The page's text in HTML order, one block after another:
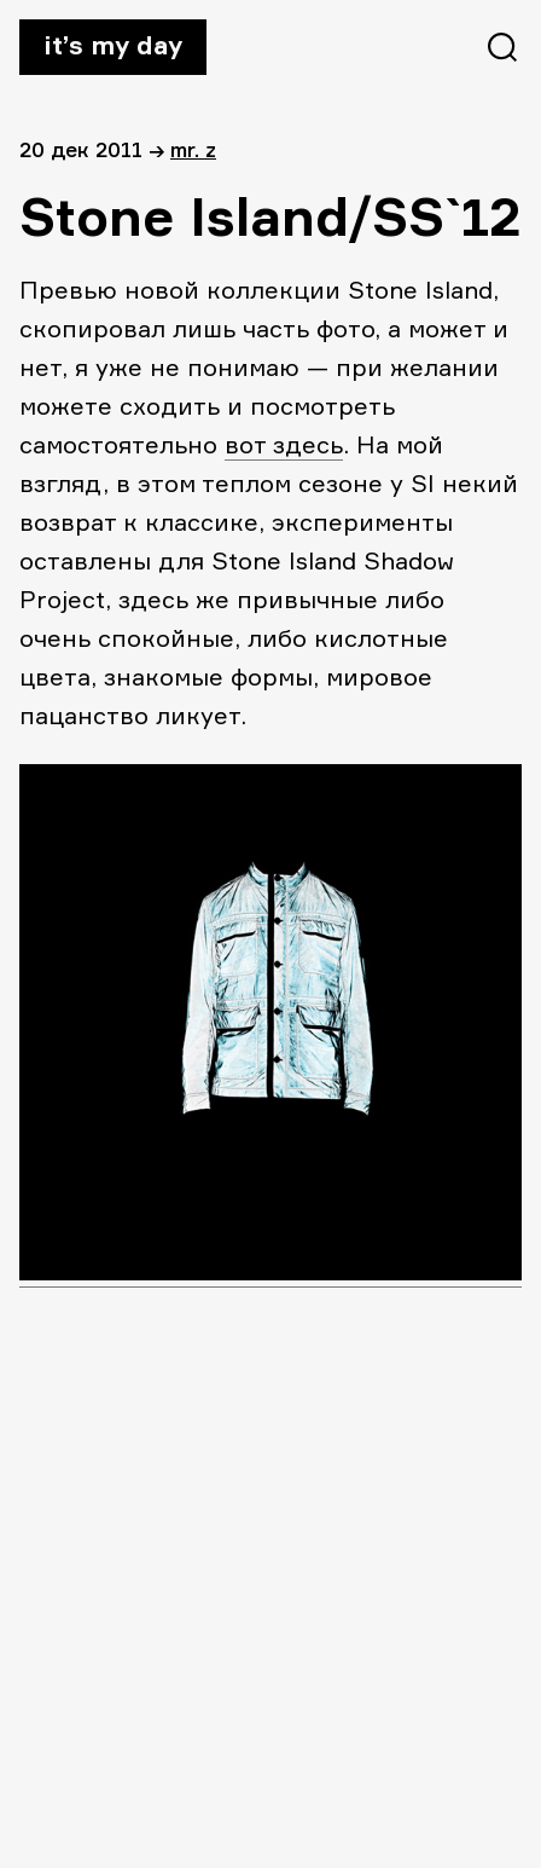
it’s my day
20 дек 2011 → mr. z
Stone Island/SS`12
Превью новой коллекции Stone Island,
скопировал лишь часть фото, а может и
нет, я уже не понимаю — при желании
можете сходить и посмотреть
самостоятельно вот здесь. На мой
взгляд, в этом теплом сезоне у SI некий
возврат к классике, эксперименты
оставлены для Stone Island Shadow
Project, здесь же привычные либо
очень спокойные, либо кислотные
цвета, знакомые формы, мировое
пацанство ликует.